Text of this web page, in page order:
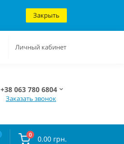
Закрыть
Личный кабинет
+38 063 780 6804
Заказать звонок
0 0.00 грн.